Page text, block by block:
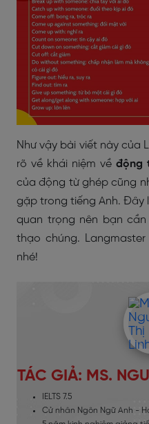
Như vậy bài viết này của
rõ về khái niệm về động
của động từ ghép cũng
gặp trong tiếng Anh. Đây
quan trọng nên bạn
thạo chúng.
nhé!
TÁC GIẢ: MS.
IELTS 7.5
Cử nhân Ngôn Ngữ Anh -